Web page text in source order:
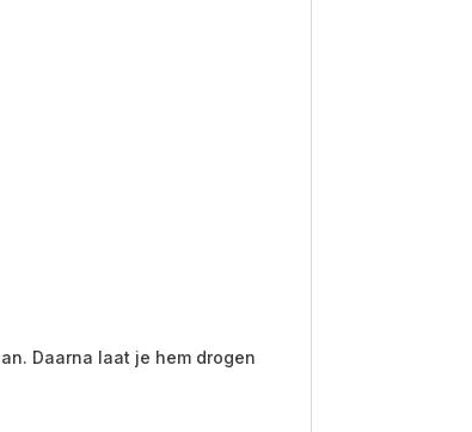
Daarna laat je hem drogen